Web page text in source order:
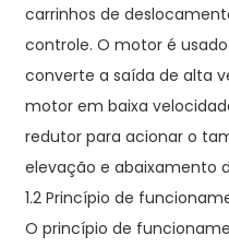
carrinhos de
controle. O motor é
converte a saída de alta
motor em baixa
redutor para acionar o
elevação e abaixamento
1.2 Princípio de
O princípio de